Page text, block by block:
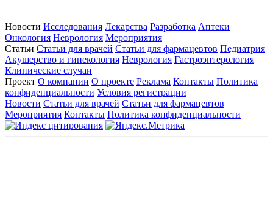
Новости Исследования Лекарства Разработка Аптеки
Онкология Неврология Мероприятия
Статьи Статьи для врачей Статьи для фармацевтов Педиатрия
Акушерство и гинекология Неврология Гастроэнтерология
Клинические случаи
Проект О компании О проекте Реклама Контакты Политика
конфиденциальности Условия регистрации
Новости Статьи для врачей Статьи для фармацевтов
Мероприятия Контакты Политика конфиденциальности